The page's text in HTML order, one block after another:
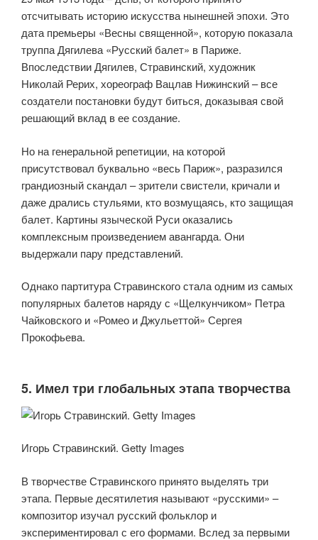
отсчитывать историю искусства нынешней эпохи. Это
дата премьеры «Весны священной», которую показала
труппа Дягилева «Русский балет» в Париже.
Впоследствии Дягилев, Стравинский, художник
Николай Рерих, хореограф Вацлав Нижинский – все
создатели постановки будут биться, доказывая свой
решающий вклад в ее создание.
Но на генеральной репетиции, на которой
присутствовал буквально «весь Париж», разразился
грандиозный скандал – зрители свистели, кричали и
даже дрались стульями, кто возмущаясь, кто защищая
балет. Картины языческой Руси оказались
комплексным произведением авангарда. Они
выдержали пару представлений.
Однако партитура Стравинского стала одним из самых
популярных балетов наряду с «Щелкунчиком» Петра
Чайковского и «Ромео и Джульеттой» Сергея
Прокофьева.
5. Имел три глобальных этапа творчества
Игорь Стравинский. Getty Images
В творчестве Стравинского принято выделять три
этапа. Первые десятилетия называют «русскими» –
композитор изучал русский фольклор и
экспериментировал с его формами. Вслед за первыми